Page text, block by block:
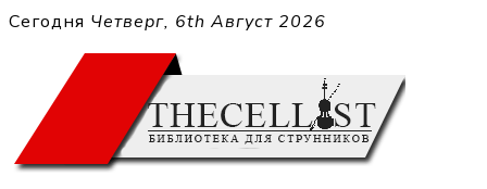
Перейти
содержимому
Сегодня Четверг, 6th Август 2026